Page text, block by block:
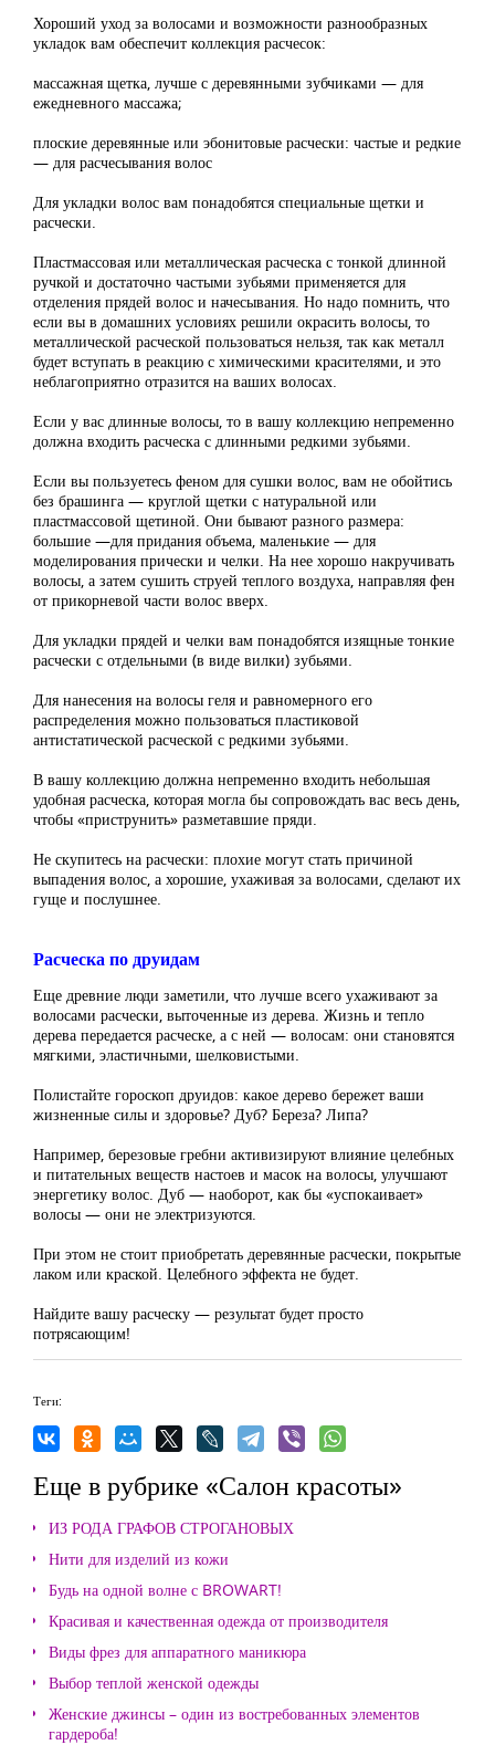
Хороший уход за волосами и возможности разнообразных
укладок вам обеспечит коллекция расчесок:
массажная щетка, лучше с деревянными зубчиками — для
ежедневного массажа;
плоские деревянные или эбонитовые расчески: частые и редкие
— для расчесывания волос
Для укладки волос вам понадобятся специальные щетки и
расчески.
Пластмассовая или металлическая расческа с тонкой длинной
ручкой и достаточно частыми зубьями применяется для
отделения прядей волос и начесывания. Но надо помнить, что
если вы в домашних условиях решили окрасить волосы, то
металлической расческой пользоваться нельзя, так как металл
будет вступать в реакцию с химическими красителями, и это
неблагоприятно отразится на ваших волосах.
Если у вас длинные волосы, то в вашу коллекцию непременно
должна входить расческа с длинными редкими зубьями.
Если вы пользуетесь феном для сушки волос, вам не обойтись
без брашинга — круглой щетки с натуральной или
пластмассовой щетиной. Они бывают разного размера:
большие —для придания объема, маленькие — для
моделирования прически и челки. На нее хорошо накручивать
волосы, а затем сушить струей теплого воздуха, направляя фен
от прикорневой части волос вверх.
Для укладки прядей и челки вам понадобятся изящные тонкие
расчески с отдельными (в виде вилки) зубьями.
Для нанесения на волосы геля и равномерного его
распределения можно пользоваться пластиковой
антистатической расческой с редкими зубьями.
В вашу коллекцию должна непременно входить небольшая
удобная расческа, которая могла бы сопровождать вас весь день,
чтобы «приструнить» разметавшие пряди.
Не скупитесь на расчески: плохие могут стать причиной
выпадения волос, а хорошие, ухаживая за волосами, сделают их
гуще и послушнее.
Расческа по друидам
Еще древние люди заметили, что лучше всего ухаживают за
волосами расчески, выточенные из дерева. Жизнь и тепло
дерева передается расческе, а с ней — волосам: они становятся
мягкими, эластичными, шелковистыми.
Полистайте гороскоп друидов: какое дерево бережет ваши
жизненные силы и здоровье? Дуб? Береза? Липа?
Например, березовые гребни активизируют влияние целебных
и питательных веществ настоев и масок на волосы, улучшают
энергетику волос. Дуб — наоборот, как бы «успокаивает»
волосы — они не электризуются.
При этом не стоит приобретать деревянные расчески, покрытые
лаком или краской. Целебного эффекта не будет.
Найдите вашу расческу — результат будет просто
потрясающим!
Теги:
Еще в рубрике «Салон красоты»
ИЗ РОДА ГРАФОВ СТРОГАНОВЫХ
Нити для изделий из кожи
Будь на одной волне с BROWART!
Красивая и качественная одежда от производителя
Виды фрез для аппаратного маникюра
Выбор теплой женской одежды
Женские джинсы – один из востребованных элементов
гардероба!